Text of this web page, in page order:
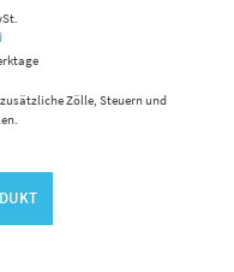
Zölle, Steuern und